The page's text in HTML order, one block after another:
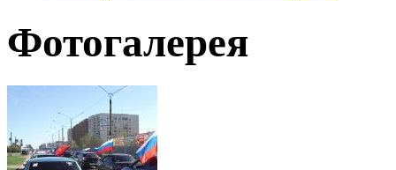
Фотогалерея